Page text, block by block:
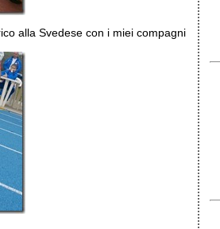
alla Svedese con i miei compagni